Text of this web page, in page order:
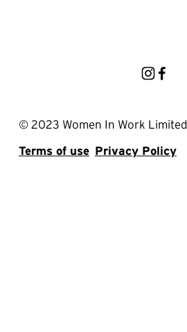
© 2023 Women In Work
Terms of use Privacy Policy